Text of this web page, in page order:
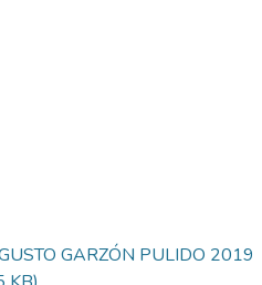
GARZÓN PULIDO 2019